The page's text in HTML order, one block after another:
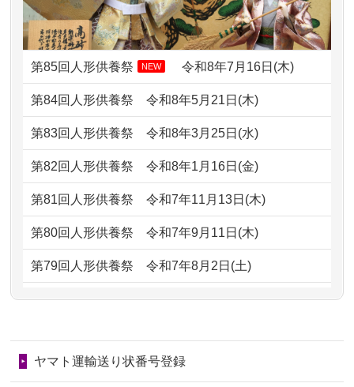
2026/07/08誰も住んでいない実家の片付けを始め
ました。 ...
2026/07/069年間自由が丘店を見守ってくれてあり
がとう。
2026/07/05 しっかりとお人形たちの供養をしてい
ただけると...
2026/06/30長年大事にしてきた雛人形です、供養
ガラスケースのまま引き取ってくださ
るのが助か...
ました。お...
2026/06/28きちんと供養していただけると思った
ですが、お雛様とお内裏様だ...
2024/01/13供養申込みの後、供養祭までお人形は
どうなってるのですか？
2024/01/13会社のようですが、きちんと供養して
供養が終わったお人形以外はどうして
るのですか？
しょうか？
2024/01/04ガラスケースは外しても良いですか？
第85回人形供養祭 NEW 令和8年7月16日(木)
第84回人形供養祭令和8年5月21日(木)
第83回人形供養祭令和8年3月25日(水)
第82回人形供養祭令和8年1月16日(金)
第81回人形供養祭令和7年11月13日(木)
第80回人形供養祭令和7年9月11日(木)
第79回人形供養祭令和7年8月2日(土)
第78回人形供養祭令和7年6月20日(金)
第76回人形供養祭令和7年2月28日(金)
ヤマト運輸送り状番号登録